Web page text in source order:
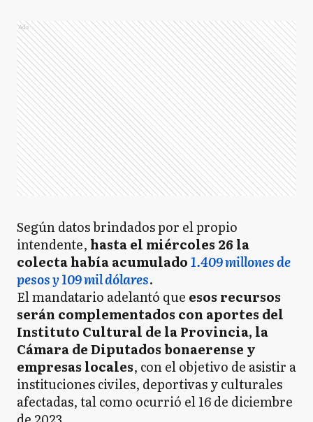
Ads
Según datos brindados por el propio
intendente, hasta el miércoles 26 la
colecta había acumulado1.409 millones de
pesos y 109 mil dólares.
El mandatario adelantó que esos recursos
serán complementados con aportes del
Instituto Cultural de la Provincia, la
Cámara de Diputados bonaerense y
empresas locales, con el objetivo de asistir a
instituciones civiles, deportivas y culturales
afectadas, tal como ocurrió el 16 de diciembre